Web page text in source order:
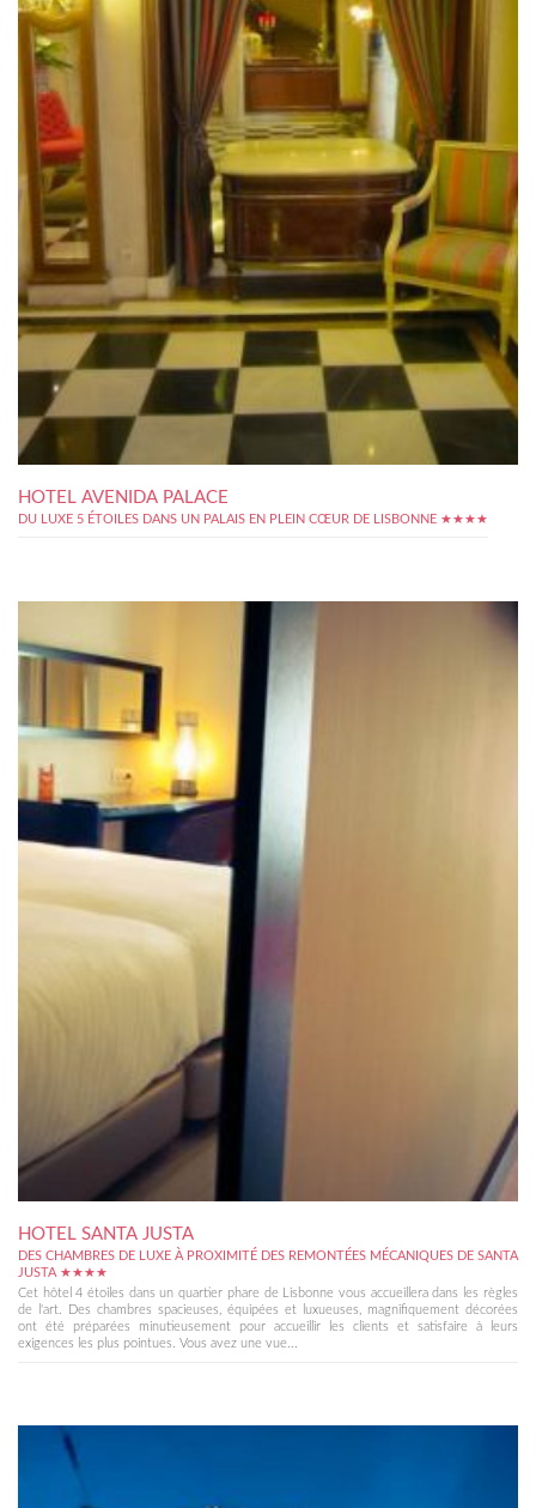
HOTEL AVENIDA PALACE
DU LUXE 5 ÉTOILES DANS UN PALAIS EN PLEIN CŒUR DE LISBONNE ★★★★
HOTEL SANTA JUSTA
DES CHAMBRES DE LUXE À PROXIMITÉ DES REMONTÉES MÉCANIQUES DE SANTA
JUSTA ★★★★
Cet hôtel 4 étoiles dans un quartier phare de Lisbonne vous accueillera dans les règles
de l'art. Des chambres spacieuses, équipées et luxueuses, magnifiquement décorées
ont été préparées minutieusement pour accueillir les clients et satisfaire à leurs
exigences les plus pointues. Vous avez une vue...